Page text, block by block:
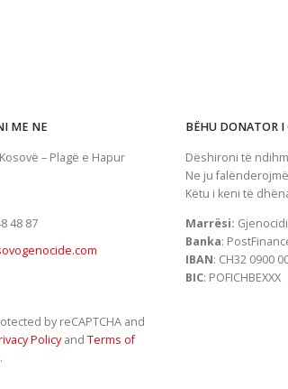
ME NE
– Plagë e Hapur
48 87
by reCAPTCHA and
Policyand Terms of
BËHU DONATOR I
Dëshironi të
Ne ju
Këtu i keni të
Marrësi:
Banka:
IBAN: CH32 0900
BIC: POFICHBEXXX